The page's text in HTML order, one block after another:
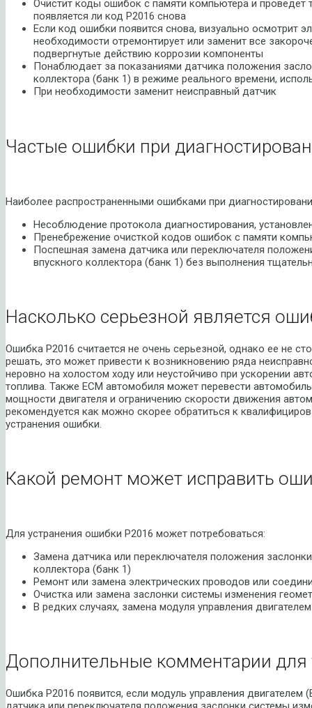
Очистит коды ошибок с памяти компьютера и проведет
появляется ли код P2016 снова
Если код ошибки появится снова, визуально осмотрит
необходимости отремонтирует или заменит все
подвергнутые действию коррозии компоненты
Понаблюдает за показаниями датчика положения
коллектора (банк 1) в режиме реального времени,
При необходимости заменит неисправный датчик
Частые ошибки при
Наиболее распространенными ошибками при
Несоблюдение протокола диагностирования,
Пренебрежение очисткой кодов ошибок с памяти
Поспешная замена датчика или переключателя
впускного коллектора (банк 1) без выполнения
Насколько серьезной является
Ошибка P2016 считается не очень серьезной, однако ее не
решать, это может привести к возникновению ряда
неровно на холостом ходу или неустойчиво при ускорении
топлива. Также ECM автомобиля может перевести
мощности двигателя и ограничению скорости движения
рекомендуется как можно скорее обратиться к
устранения ошибки.
Какой ремонт может исправить
Для устранения ошибки P2016 может потребоваться:
Замена датчика или переключателя положения
коллектора (банк 1)
Ремонт или замена электрических проводов или
Очистка или замена заслонки системы изменения
В редких случаях, замена модуля управления
Дополнительные комментарии для
Ошибка P2016 появится, если модуль управления двигателем